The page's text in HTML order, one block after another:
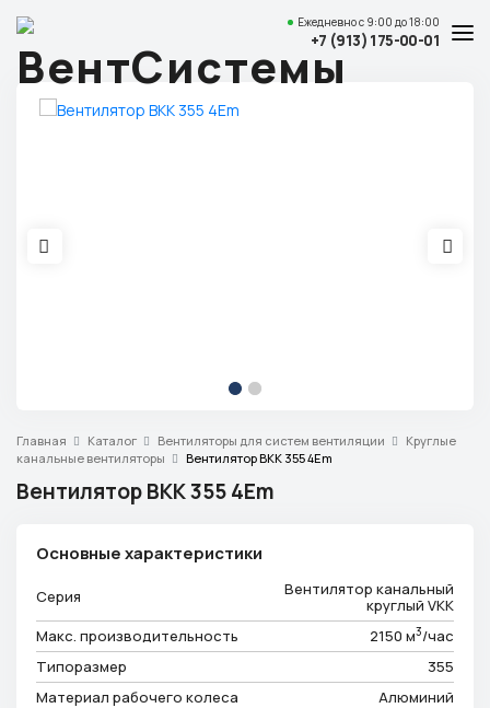
Ежедневнос 9:00 до 18:00
+7 (913) 175-00-01
Услуги и цены
Красноярск,
ул. Свердловская, 15 ст29, офис 4
Телефон
Режим работы
Эл. почта
info@ventsystem24.ru
Бесплатная консультация
Главная Каталог Вентиляторы для систем вентиляции
Круглые
канальные вентиляторы
Вентилятор ВКК 355 4Еm
Вентилятор ВКК 355 4Еm
Основные характеристики
Серия
Вентилятор канальный
круглый VKK
Макс. производительность
2150 м3/час
Типоразмер
355
Материал рабочего колеса
Алюминий